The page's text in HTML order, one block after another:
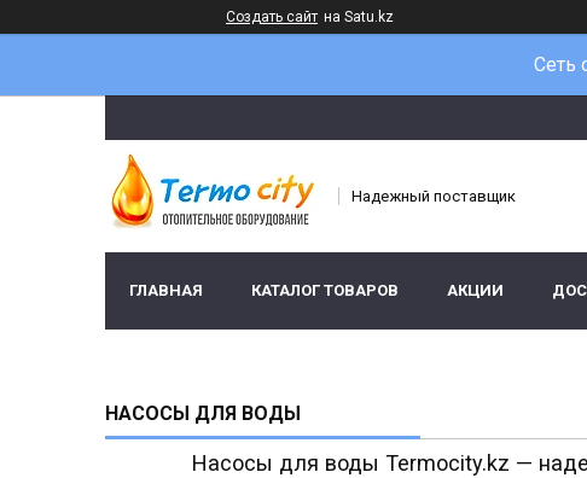
Создать сайт на Satu.kz
Сеть
Надежный поставщик
ГЛАВНАЯ КАТАЛОГ ТОВАРОВ АКЦИИ
НАСОСЫ ДЛЯ ВОДЫ
Насосы для воды Termocity.kz —